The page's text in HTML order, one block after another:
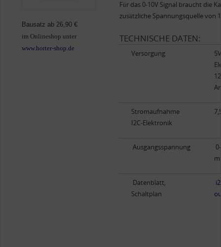
Bausatz ab 26,90 €
im Onlineshop unter
www.horter-shop.de
Für das 0-10V Signal braucht die
zusätzliche Spannungsquelle von
TECHNISCHE DATEN:
Versorgung
Stromaufnahme
I2C-Elektronik
Ausgangsspannung
Datenblatt,
Schaltplan